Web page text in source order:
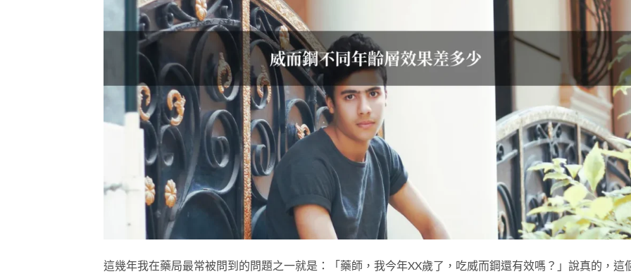
這幾年我在藥局最常被問到的問題之一就是：「藥師，我今年XX歲了，吃威而鋼還有效嗎？」說真的，這